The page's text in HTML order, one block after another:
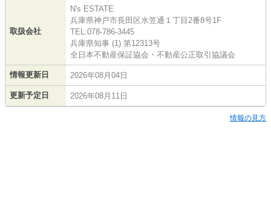
取扱会社
N's ESTATE
兵庫県神戸市長田区水笠通１丁目2番8号1F
TEL:078-786-3445
兵庫県知事 (1) 第12313号
全日本不動産保証協会・不動産公正取引協議会
情報更新日 2026年08月04日
更新予定日 2026年08月11日
情報の見方